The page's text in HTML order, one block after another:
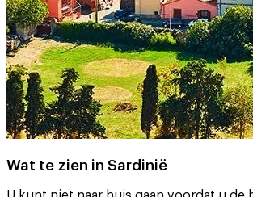
Wat te zien in Sardinië